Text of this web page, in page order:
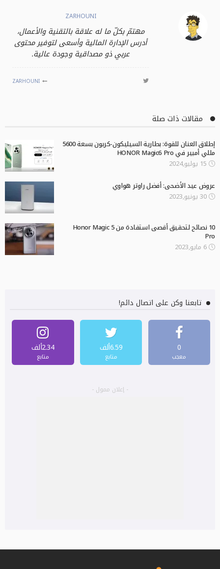
ZARHOUNI
مهتمّ بكلّ ما له علاقة بالتقنية والأعمال،
أدرس الإدارة المالية وأسعى لتوفير محتوى
عربي ذو مصداقية وجودة عالية.
ZARHOUNI
مقالات ذات صلة
إطلاق العنان للقوة: بطارية السيليكون-كربون بسعة 5600
مللي أمبير في HONOR Magic6 Pro
15 يوليو,2024
عروض عيد الأضحى: أفضل راوتر هواوي
30 يونيو,2023
10 نصائح لتحقيق أقصى استفادة من Honor Magic 5
Pro
6 مايو,2023
تابعنا وكن على اتصال دائم!
0
معجب
6.59ألف
متابع
2.34ألف
متابع
- إعلان ممول -